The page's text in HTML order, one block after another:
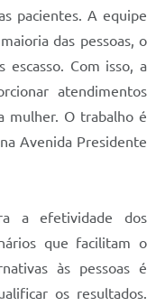
pacientes. A equipe
das pessoas, o
Com isso, a
atendimentos
mulher. O trabalho é
Avenida Presidente
a efetividade dos
que facilitam o
às pessoas é
os resultados.